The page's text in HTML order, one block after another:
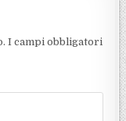
I campi obbligatori